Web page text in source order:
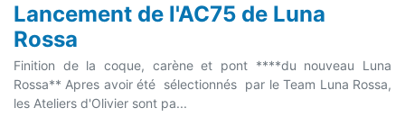
Lancement de l'AC75 de Luna
Rossa
Finition de la coque, carène et pont ****du nouveau Luna
Rossa** Apres avoir été sélectionnés par le Team Luna Rossa,
les Ateliers d'Olivier sont pa...